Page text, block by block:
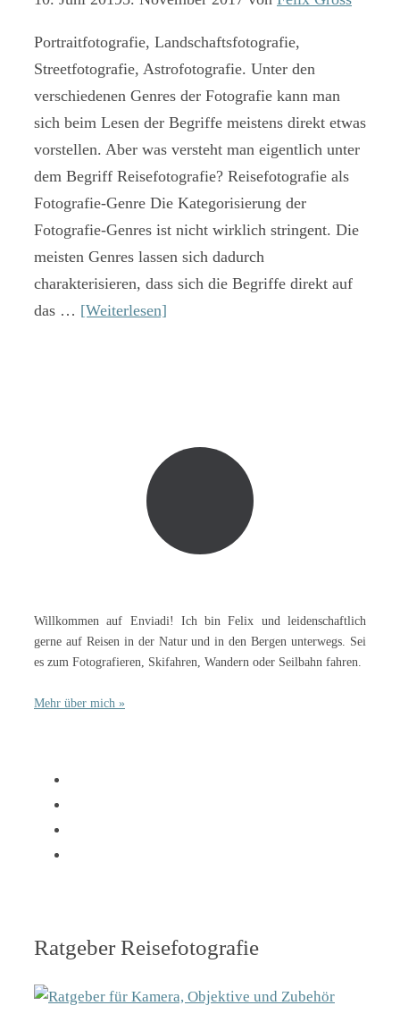
Portraitfotografie, Landschaftsfotografie,
Streetfotografie, Astrofotografie. Unter den
verschiedenen Genres der Fotografie kann man
sich beim Lesen der Begriffe meistens direkt etwas
vorstellen. Aber was versteht man eigentlich unter
dem Begriff Reisefotografie? Reisefotografie als
Fotografie-Genre Die Kategorisierung der
Fotografie-Genres ist nicht wirklich stringent. Die
meisten Genres lassen sich dadurch
charakterisieren, dass sich die Begriffe direkt auf
das … [Weiterlesen]
Willkommen auf Enviadi! Ich bin Felix und leidenschaftlich
gerne auf Reisen in der Natur und in den Bergen unterwegs. Sei
es zum Fotografieren, Skifahren, Wandern oder Seilbahn fahren.
Mehr über mich »
Ratgeber Reisefotografie